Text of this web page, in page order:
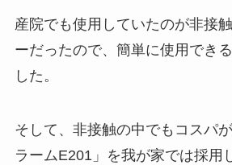
産院でも使用していたのが非接
ーだったので、簡単に使用でき
した。
そして、非接触の中でもコスパ
ラームE201」を我が家では採用